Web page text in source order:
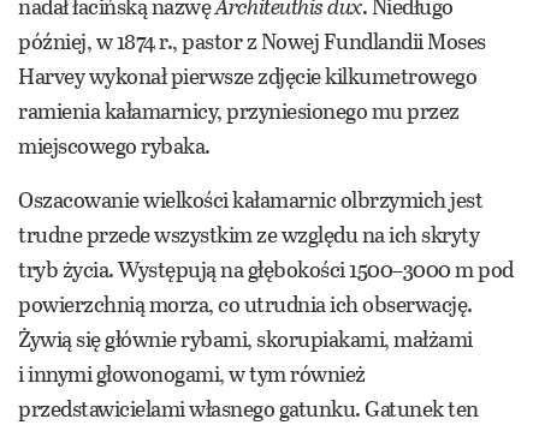
później, w 1874 r., pastor z Nowej Fundlandii Moses
Harvey wykonał pierwsze zdjęcie kilkumetrowego
ramienia kałamarnicy, przyniesionego mu przez
miejscowego rybaka.
Oszacowanie wielkości kałamarnic olbrzymich jest
trudne przede wszystkim ze względu na ich skryty
tryb życia. Występują na głębokości 1500–3000 m pod
powierzchnią morza, co utrudnia ich obserwację.
Żywią się głównie rybami, skorupiakami, małżami
i innymi głowonogami, w tym również
przedstawicielami własnego gatunku. Gatunek ten